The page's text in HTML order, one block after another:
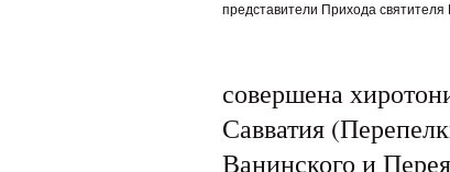
представители Прихода святителя
совершена
Савватия
Ванинского и